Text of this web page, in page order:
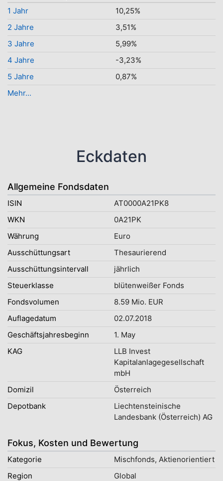
1 Jahr
10,25%
2 Jahre
3,51%
3 Jahre
5,99%
4 Jahre
-3,23%
5 Jahre
0,87%
Mehr...
Eckdaten
Allgemeine Fondsdaten
ISIN
AT0000A21PK8
WKN
0A21PK
Währung
Euro
Ausschüttungsart
Thesaurierend
Ausschüttungsintervall
jährlich
Steuerklasse
blütenweißer Fonds
Fondsvolumen
8.59 Mio. EUR
Auflagedatum
02.07.2018
Geschäftsjahresbeginn
1. May
KAG
LLB Invest
Kapitalanlagegesellschaft
mbH
Domizil
Österreich
Depotbank
Liechtensteinische
Landesbank (Österreich) AG
Fokus, Kosten und Bewertung
Kategorie
Mischfonds, Aktienorientiert
Region
Global